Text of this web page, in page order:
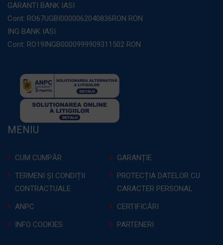
GARANTI BANK IASI
Cont: RO67UGBI0000062040836RON RON
ING BANK IASI
Cont: RO19INGB0000999909311502 RON
MENIU
CUM CUMPĂR
GARANȚIE
TERMENI ȘI CONDIȚII
CONTRACTUALE
PROTECȚIA DATELOR CU
CARACTER PERSONAL
ANPC
CERTIFICĂRI
INFO COOKIES
PARTENERI